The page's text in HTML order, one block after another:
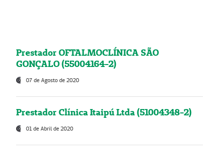
Prestador OFTALMOCLÍNICA SÃO
GONÇALO (55004164-2)
07 de Agosto de 2020
Prestador Clínica Itaipú Ltda (51004348-2)
01 de Abril de 2020